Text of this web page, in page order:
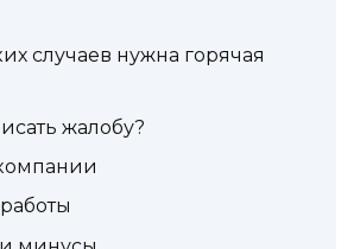
случаев нужна горячая
жалобу?